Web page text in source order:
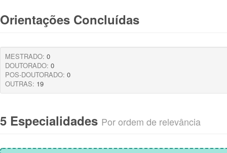
Orientações Concluídas
MESTRADO: 0
DOUTORADO: 0
POS-DOUTORADO: 0
OUTRAS: 19
5 Especialidades Por ordem de relevância